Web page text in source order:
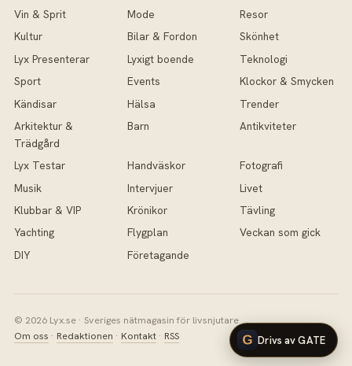
Vin & Sprit Mode
Resor
Kultur
Bilar & Fordon
Skönhet
Lyx Presenterar
Lyxigt boende
Teknologi
Sport
Events
Klockor & Smycken
Kändisar
Hälsa
Trender
Arkitektur &
Trädgård
Barn Antikviteter
Lyx Testar Handväskor
Fotografi
Musik
Intervjuer
Livet
Klubbar & VIP
Krönikor
Tävling
Yachting
Flygplan
Veckan som gick
DIY
Företagande
© 2026 Lyx.se · Sveriges nätmagasin för livsnjutare
Om oss · Redaktionen · Kontakt· RSS Drivs av GATE